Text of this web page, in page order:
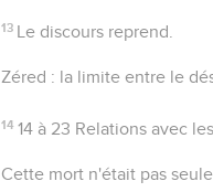
13 Le discours reprend.
Zéred : la limite entre le
14 14 à 23 Relations avec
Cette mort n'était pas